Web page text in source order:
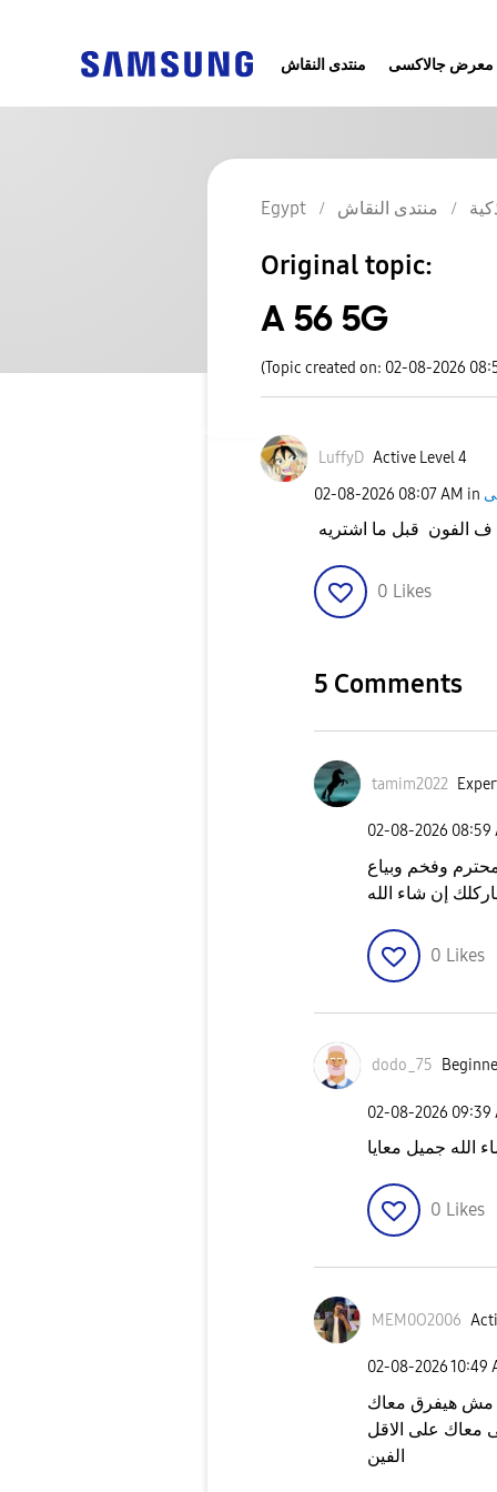
منتدى النقاش معرض جالاكسى
Egypt منتدى النقاش
Original topic:
A 56 5G
(Topic created on: 02-08-2026
LuffyD Active Level 4
‎02-08-2026 08:07 AM in
0 Likes
5 Comments
tamim2022
‎02-08-2026 08:59
وفخم وبياع
إن شاء الله
0 Likes
dodo_75
‎02-08-2026 09:39
الله جميل معايا
0 Likes
MEM0O2006
‎02-08-202610:49
ف لو مش هيفرق معاك
وات و هيتبقى معاك على الاقل
الفين